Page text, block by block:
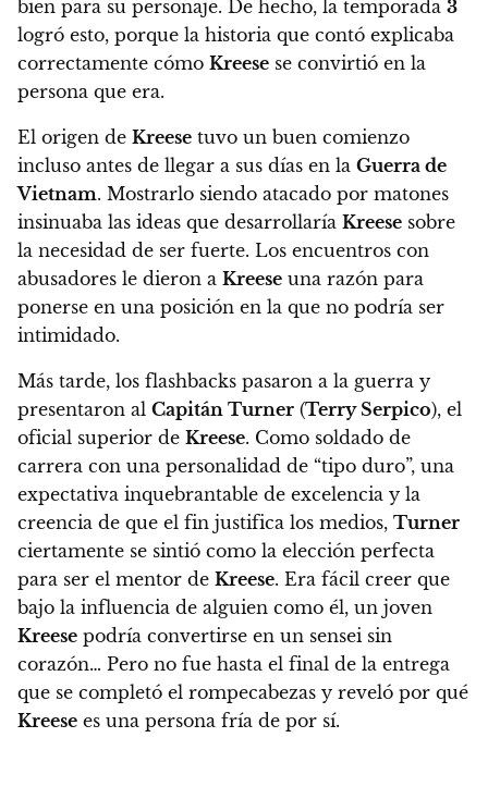
bien para su personaje. De hecho, la temporada 3
logró esto, porque la historia que contó explicaba
correctamente cómo Kreese se convirtió en la
persona que era.
El origen de Kreese tuvo un buen comienzo
incluso antes de llegar a sus días en la Guerra de
Vietnam. Mostrarlo siendo atacado por matones
insinuaba las ideas que desarrollaría Kreese sobre
la necesidad de ser fuerte. Los encuentros con
abusadores le dieron a Kreese una razón para
ponerse en una posición en la que no podría ser
intimidado.
Más tarde, los flashbacks pasaron a la guerra y
presentaron al Capitán Turner (Terry Serpico), el
oficial superior de Kreese. Como soldado de
carrera con una personalidad de “tipo duro”, una
expectativa inquebrantable de excelencia y la
creencia de que el fin justifica los medios, Turner
ciertamente se sintió como la elección perfecta
para ser el mentor de Kreese. Era fácil creer que
bajo la influencia de alguien como él, un joven
Kreese podría convertirse en un sensei sin
corazón… Pero no fue hasta el final de la entrega
que se completó el rompecabezas y reveló por qué
Kreese es una persona fría de por sí.